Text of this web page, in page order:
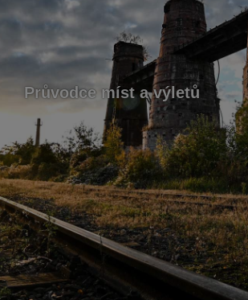
Průvodce míst a výletů